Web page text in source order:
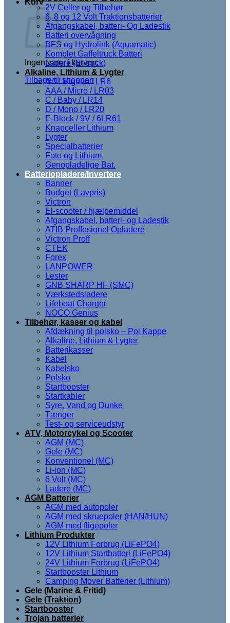
Kurv
Ingen varer i kurven.
Tilbage til shoppen
2V Celler og Tilbehør
6, 8 og 12 Volt Traktionsbatterier
Afgangskabel, batteri- Og Ladestik
Batteri overvågning
BFS og Hydrolink (Aquamatic)
Komplet Gaffeltruck Batteri
Ladere (El-truck)
Alkaline, Lithium & Lygter
AA / Mignon / LR6
AAA / Micro / LR03
C / Baby / LR14
D / Mono / LR20
E-Block / 9V / 6LR61
Knapceller Lithium
Lygter
Specialbatterier
Foto og Lithium
Genopladelige Bat.
Batteriopladere/Invertere
Banner
Budget (Lavpris)
Victron
El-scooter / hjælpemiddel
Afgangskabel, batteri- og Ladestik
ATIB Proffesionel Opladere
Victron Proff
CTEK
Forex
LANPOWER
Lester
GNB SHARP HF (SMC)
Værkstedsladere
Lifeboat Charger
NOCO Genius
Tilbehør, kasser og kabel
Afdækning til polsko – Pol Kappe
Alkaline, Lithium & Lygter
Batterikasser
Kabel
Kabelsko
Polsko
Startbooster
Startkabler
Syre, Vand og Dunke
Tænger
Test- og serviceudstyr
ATV, Motorcykel og Scooter
AGM (MC)
Gele (MC)
Konventionel (MC)
Li-ion (MC)
6 Volt (MC)
Ladere (MC)
AGM Batterier
AGM med autopoler
AGM med skruepoler (HAN/HUN)
AGM med fligepoler
Lithium Produkter
12V Lithium Forbrug (LiFePO4)
12V Lithium Startbatteri (LiFePO4)
24V Lithium Forbrug (LiFePO4)
Startbooster Lithium
Camping Mover Batterier (Lithium)
Gele (Marine & Fritid)
Gele (Traktion)
Startbooster
Trojan batterier